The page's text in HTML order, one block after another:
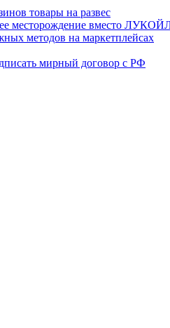
товары на развес
месторождение вместо
методов на маркетплейсах
мирный договор с РФ